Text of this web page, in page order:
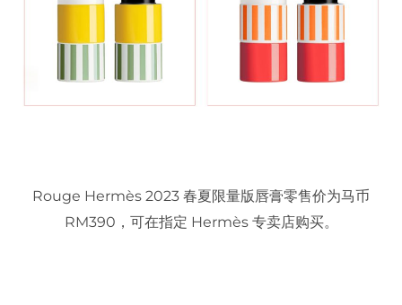
Rouge Hermès 2023 春夏限量版唇膏零售价为马币
RM390，可在指定 Hermès 专卖店购买。